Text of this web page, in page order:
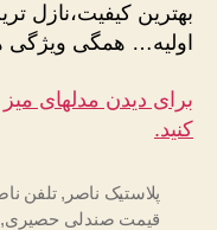
بهترین کیفیت،نازل
اولیه… همگی
برای دیدن مدلهای
کنید.
پلاستیک ناصر ,تلفن
قیمت صندلی حصیری,